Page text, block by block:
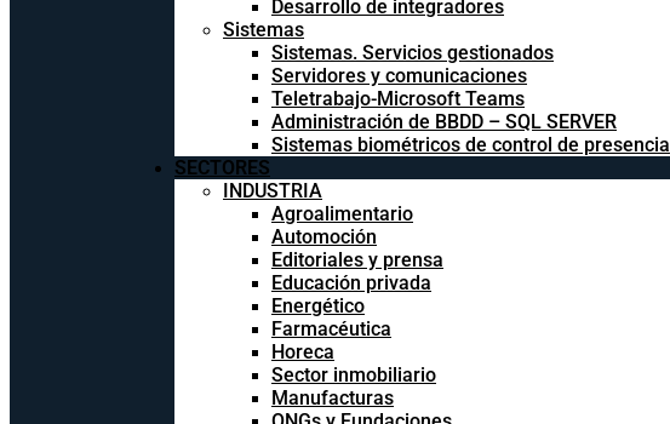
Desarrollo de integradores
Sistemas
Sistemas. Servicios gestionados
Servidores y comunicaciones
Teletrabajo-Microsoft Teams
Administración de BBDD – SQL SERVER
Sistemas biométricos de control de presencia
SECTORES
INDUSTRIA
Agroalimentario
Automoción
Editoriales y prensa
Educación privada
Energético
Farmacéutica
Horeca
Sector inmobiliario
Manufacturas